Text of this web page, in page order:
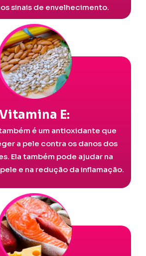
sinais de envelhecimento.
E:
é um antioxidante que
a pele contra os danos dos
Ela também pode ajudar na
e na redução da inflamação.